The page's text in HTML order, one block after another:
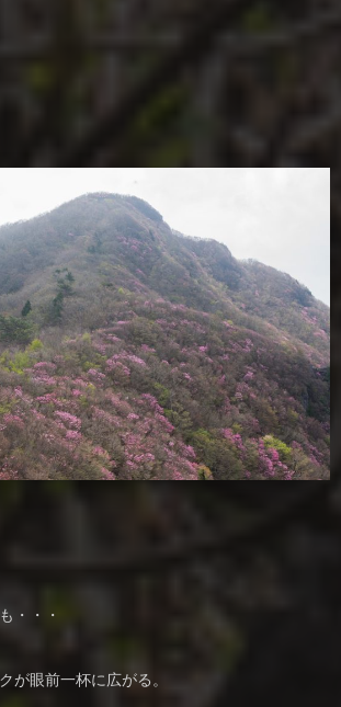
・・・
が眼前一杯に広がる。